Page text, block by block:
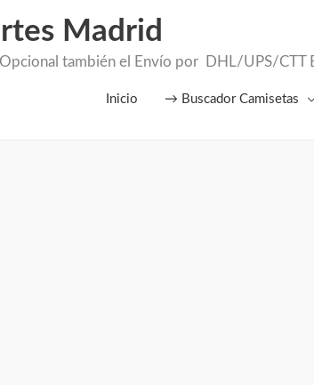
Madrid
también el Envío por DHL/UPS/CTT
Inicio → Buscador Camisetas